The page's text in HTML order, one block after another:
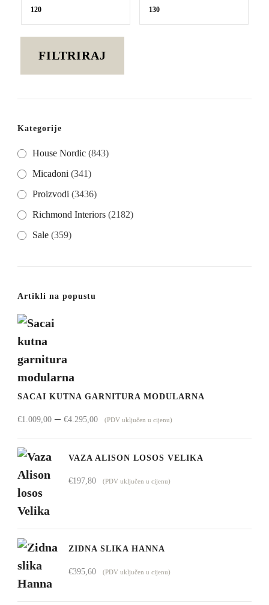
Min Maks
FILTRIRAJ
Kategorije
House Nordic (843)
Micadoni (341)
Proizvodi (3436)
Richmond Interiors (2182)
Sale (359)
Artikli na popustu
SACAI KUTNA GARNITURA MODULARNA
€1.009,00 – €4.295,00Raspon
cijena:
od
(PDV uključen u cijenu)
VAZA ALISON LOSOS VELIKA
€197,80 (PDV uključen u cijenu)
ZIDNA SLIKA HANNA
€395,60 (PDV uključen u cijenu)